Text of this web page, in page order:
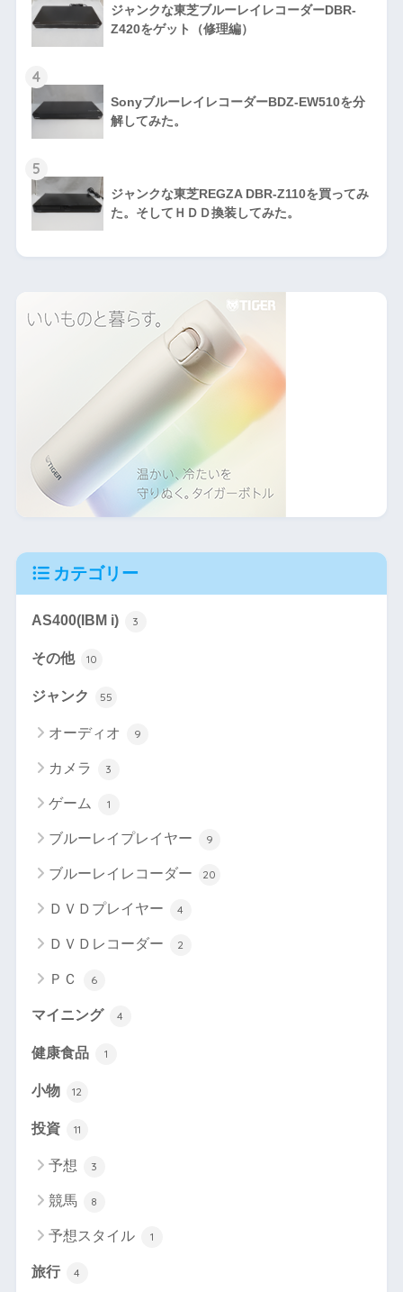
ジャンクな東芝ブルーレイレコーダーDBR-
Z420をゲット（修理編）
4
SonyブルーレイレコーダーBDZ-EW510を分
解してみた。
5
ジャンクな東芝REGZA DBR-Z110を買ってみ
た。そしてＨＤＤ換装してみた。
カテゴリー
AS400(IBM i) 3
その他 10
ジャンク 55
オーディオ 9
カメラ 3
ゲーム 1
ブルーレイプレイヤー 9
ブルーレイレコーダー 20
ＤＶＤプレイヤー 4
ＤＶＤレコーダー 2
ＰＣ 6
マイニング 4
健康食品 1
小物 12
投資 11
予想 3
競馬 8
予想スタイル 1
旅行 4